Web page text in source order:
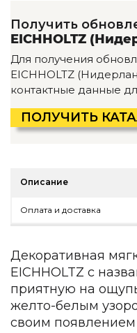
Уличная и садовая
Фитнес и wellness-
Коллекции
ROOM — Modern
INTERRA — Soft Modern
ARTOPIA — Mid-Century
DAYZ — Ethno
По типу
Предметы интерьера
Зеркала
Вентиляторы
Ковры
Зеленые стены
Получить
EICHHOLTZ
Для получения
EICHHOLTZ
контактные данные
ПОЛУЧИТЬ
Описание
Оплата и доставка
Декоративная
EICHHOLTZ с
приятную на
желто-белым
своим